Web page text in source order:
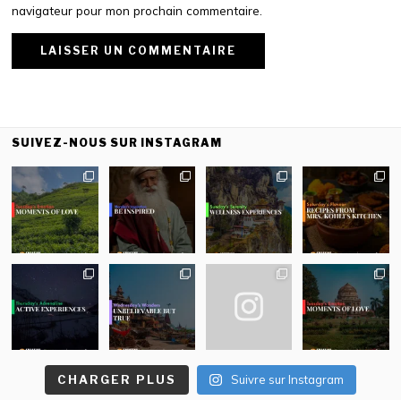
navigateur pour mon prochain commentaire.
SUIVEZ-NOUS SUR INSTAGRAM
CHARGER PLUS Suivre sur Instagram